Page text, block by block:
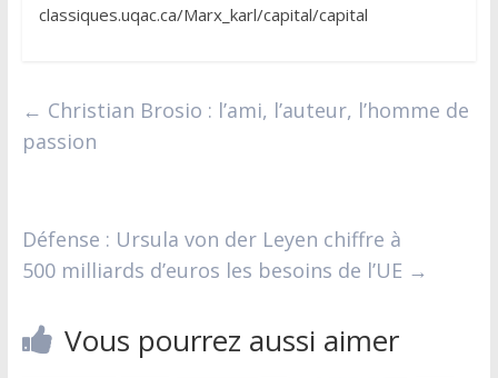
classiques.uqac.ca/Marx_karl/capital/capital
← Christian Brosio : l’ami, l’auteur, l’homme de
passion
Défense : Ursula von der Leyen chiffre à
500 milliards d’euros les besoins de l’UE →
Vous pourrez aussi aimer